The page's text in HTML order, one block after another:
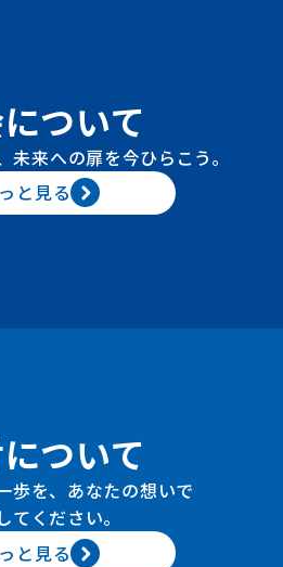
ついて
来への扉を今ひらこう。
と見る
ついて
歩を、あなたの想いで
てください。
と見る